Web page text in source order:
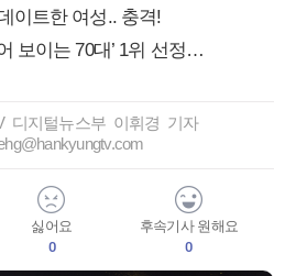
이트한 여성.. 충격!
보이는 70대’ 1위 선정…
디지털뉴스부 이휘경 기자
싫어요
0
후속기사 원해요
0